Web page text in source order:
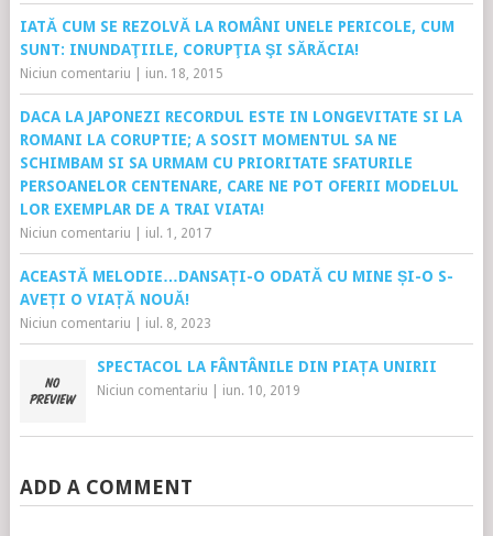
IATĂ CUM SE REZOLVĂ LA ROMÂNI UNELE PERICOLE, CUM
SUNT: INUNDAŢIILE, CORUPŢIA ŞI SĂRĂCIA!
Niciun comentariu iun. 18, 2015
DACA LA JAPONEZI RECORDUL ESTE IN LONGEVITATE SI LA
ROMANI LA CORUPTIE; A SOSIT MOMENTUL SA NE
SCHIMBAM SI SA URMAM CU PRIORITATE SFATURILE
PERSOANELOR CENTENARE, CARE NE POT OFERII MODELUL
LOR EXEMPLAR DE A TRAI VIATA!
Niciun comentariu iul. 1, 2017
ACEASTĂ MELODIE…DANSAȚI-O ODATĂ CU MINE ȘI-O S-
AVEȚI O VIAȚĂ NOUĂ!
Niciun comentariu iul. 8, 2023
SPECTACOL LA FÂNTÂNILE DIN PIAȚA UNIRII
Niciun comentariu iun. 10, 2019
ADD A COMMENT